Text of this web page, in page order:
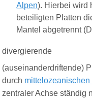
Alpen). Hierbei wird
beteiligten Platten
Mantel abgetrennt
divergierende
(auseinanderdriftende)
durch mittelozeanischen
zentraler Achse ständig